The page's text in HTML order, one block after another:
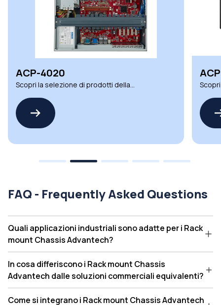
ACP-4020
Scopri la selezione di prodotti della
FAQ - Frequently Asked Questions
Quali applicazioni industriali sono adatte per i Rack
mount Chassis Advantech?
In cosa differiscono i Rack mount Chassis
Advantech dalle soluzioni commerciali equivalenti?
Come si integrano i Rack mount Chassis Advantech